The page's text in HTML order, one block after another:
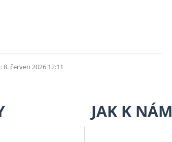
červen 2026 12:11
JAK K NÁM